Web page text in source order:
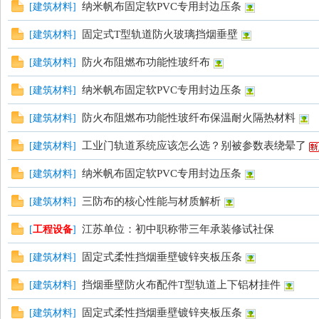
[建筑材料] 纳米帆布固定软PVC专用封边压条
[建筑材料] 固定式T型轨道防火玻璃挡烟垂壁
[建筑材料] 防火布阻燃布功能性玻纤布
[建筑材料] 纳米帆布固定软PVC专用封边压条
[建筑材料] 防火布阻燃布功能性玻纤布保温耐火隔热材料
[建筑材料] 工业门轨道系统应该怎么选？别被参数表绕晕了
[建筑材料] 纳米帆布固定软PVC专用封边压条
[建筑材料] 三防布的核心性能与材质解析
[工程设备] 江苏单位：初中职称带三年承装修试社保
[建筑材料] 固定式柔性挡烟垂壁镀锌夹板压条
[建筑材料] 挡烟垂壁防火布配件T型轨道上下铝材挂件
[建筑材料] 固定式柔性挡烟垂壁镀锌夹板压条